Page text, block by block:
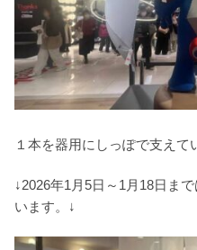
１本を器用にしっぽで支えて
↓2026年1月5日～1月18日ま
います。↓